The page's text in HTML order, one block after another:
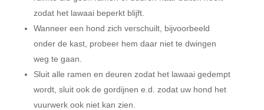
zodat het lawaai beperkt blijft.
Wanneer een hond zich verschuilt, bijvoorbeeld
onder de kast, probeer hem daar niet te dwingen
weg te gaan.
Sluit alle ramen en deuren zodat het lawaai gedempt
wordt, sluit ook de gordijnen e.d. zodat uw hond het
vuurwerk ook niet kan zien.